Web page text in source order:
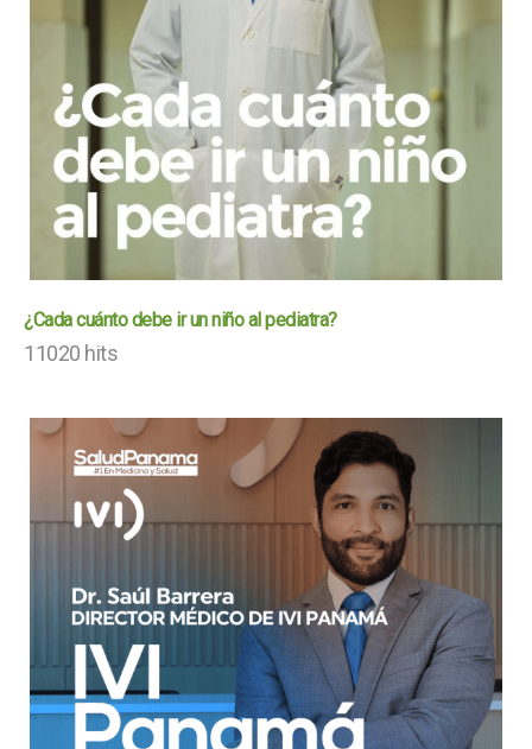
¿Cada cuánto debe ir un niño al pediatra?
11020 hits